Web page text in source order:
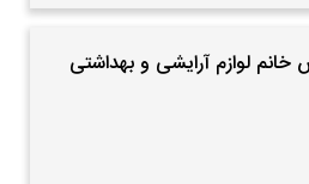
لوازم آرایشی و بهداشتی